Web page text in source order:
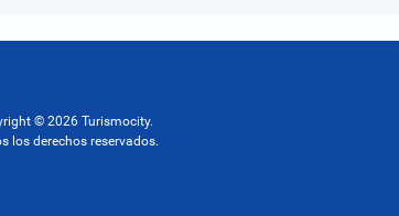
© 2026 Turismocity.
los derechos reservados.